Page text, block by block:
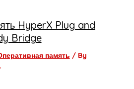
HyperX Plug and
Bridge
память / By